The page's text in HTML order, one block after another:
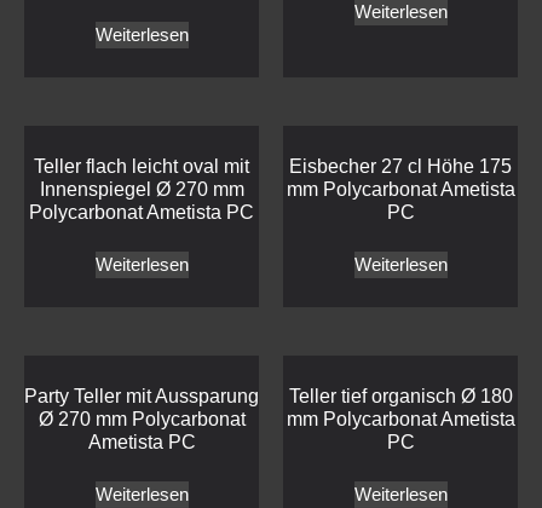
Weiterlesen
Weiterlesen
Teller flach leicht oval mit
Innenspiegel Ø 270 mm
Polycarbonat Ametista PC
Weiterlesen
Eisbecher 27 cl Höhe 175
mm Polycarbonat Ametista
PC
Weiterlesen
Party Teller mit Aussparung
Ø 270 mm Polycarbonat
Ametista PC
Weiterlesen
Teller tief organisch Ø 180
mm Polycarbonat Ametista
PC
Weiterlesen